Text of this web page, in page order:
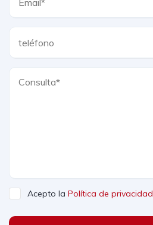
Acepto la Política de privacidad